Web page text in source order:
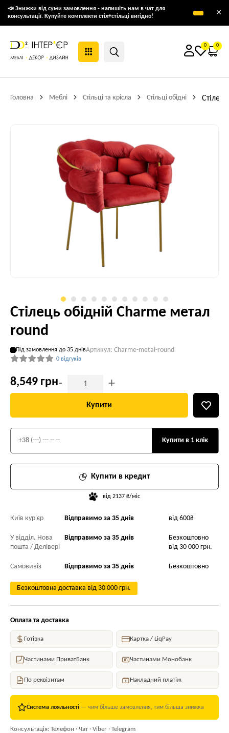
📣 Знижки від суми замовлення - напишіть нам в чат для
консультації. Купуйте комплекти стіл+стільці вигідно!
×
0 0
Головна Меблі Стільці та крісла Стільці обідні
Стілець обідній Charme метал
round
Під замовлення до 35 днівАртикул: Charme-metal-round
0 відгуків
8,549 грн- +
Купити
Купити в кредит
від 2137 ₴/міс
Купити в 1 клік
Київ кур'єр Відправимо за 35 днів від 600₴
У відділ. Нова
пошта / Делівері
Відправимо за 35 днів
Безкоштовно
від 30 000 грн.
Самовивіз Відправимо за 35 днів Безкоштовно
Безкоштовна доставка від 30 000 грн.
Оплата та доставка
Готівка Картка / LiqPay
Частинами ПриватБанк Частинами Монобанк
По реквізитам Накладний платіж
Система лояльності — чим більше замовлення, тим більша знижка
Консультація: Телефон · Чат · Viber · Telegram